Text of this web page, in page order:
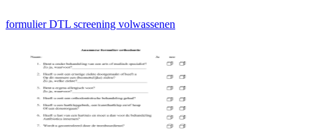
formulier DTL screening volwassenen